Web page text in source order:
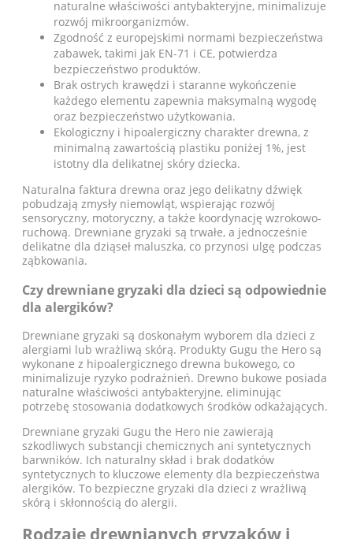
naturalne właściwości antybakteryjne, minimalizuje
rozwój mikroorganizmów.
Zgodność z europejskimi normami bezpieczeństwa
zabawek, takimi jak EN-71 i CE, potwierdza
bezpieczeństwo produktów.
Brak ostrych krawędzi i staranne wykończenie
każdego elementu zapewnia maksymalną wygodę
oraz bezpieczeństwo użytkowania.
Ekologiczny i hipoalergiczny charakter drewna, z
minimalną zawartością plastiku poniżej 1%, jest
istotny dla delikatnej skóry dziecka.
Naturalna faktura drewna oraz jego delikatny dźwięk
pobudzają zmysły niemowląt, wspierając rozwój
sensoryczny, motoryczny, a także koordynację wzrokowo-
ruchową. Drewniane gryzaki są trwałe, a jednocześnie
delikatne dla dziąseł maluszka, co przynosi ulgę podczas
ząbkowania.
Czy drewniane gryzaki dla dzieci są odpowiednie
dla alergików?
Drewniane gryzaki są doskonałym wyborem dla dzieci z
alergiami lub wrażliwą skórą. Produkty Gugu the Hero są
wykonane z hipoalergicznego drewna bukowego, co
minimalizuje ryzyko podrażnień. Drewno bukowe posiada
naturalne właściwości antybakteryjne, eliminując
potrzebę stosowania dodatkowych środków odkażających.
Drewniane gryzaki Gugu the Hero nie zawierają
szkodliwych substancji chemicznych ani syntetycznych
barwników. Ich naturalny skład i brak dodatków
syntetycznych to kluczowe elementy dla bezpieczeństwa
alergików. To bezpieczne gryzaki dla dzieci z wrażliwą
skórą i skłonnością do alergii.